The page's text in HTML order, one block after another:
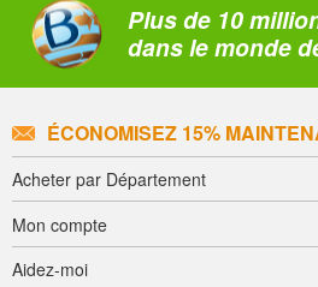
Plus de 10
dans le monde
ÉCONOMISEZ 15%
Acheter par Département
Mon compte
Aidez-moi